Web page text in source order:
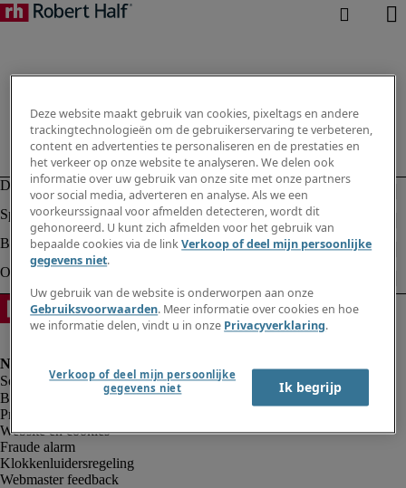
Bedrijfsinformatie
Privacyverklaring
Website en cookies
Fraude alarm
Klokkenluidersregeling
Webmaster feedback
Deze website maakt gebruik van cookies, pixeltags en andere
trackingtechnologieën om de gebruikerservaring te verbeteren,
content en advertenties te personaliseren en de prestaties en
het verkeer op onze website te analyseren. We delen ook
informatie over uw gebruik van onze site met onze partners
voor social media, adverteren en analyse. Als we een
voorkeurssignaal voor afmelden detecteren, wordt dit
gehonoreerd. U kunt zich afmelden voor het gebruik van
bepaalde cookies via de linkVerkoop of deel mijn persoonlijke
gegevens niet.
Uw gebruik van de website is onderworpen aan onze
Gebruiksvoorwaarden. Meer informatie over cookies en hoe
we informatie delen, vindt u in onze Privacyverklaring.
Verkoop of deel mijn persoonlijke
gegevens niet
Ik begrijp